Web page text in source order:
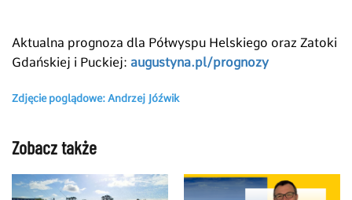
Aktualna prognoza dla Półwyspu Helskiego oraz Zatoki
Gdańskiej i Puckiej: augustyna.pl/prognozy
Zdjęcie poglądowe: Andrzej Jóźwik
Zobacz także